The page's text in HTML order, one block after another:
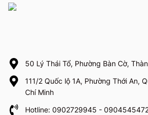
50 Lý Thái Tổ, Phường Bàn Cờ,
111/2 Quốc lộ 1A, Phường Thới An,
Chí Minh
Hotline: 0902729945 -